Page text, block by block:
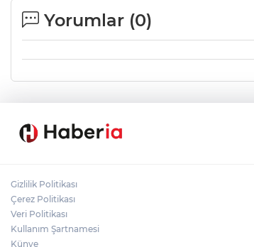
Yorumlar (0)
Gizlilik Politikası
Çerez Politikası
Veri Politikası
Kullanım Şartnamesi
Künye